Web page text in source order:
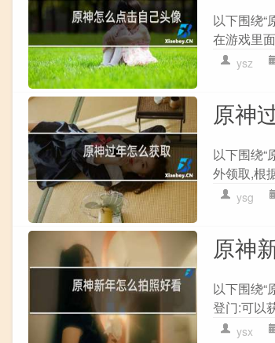
以下围绕“
在游戏里
ysz
原神
以下围绕“
外领取,根
ysg
原神
以下围绕“
登门:可以
ysx